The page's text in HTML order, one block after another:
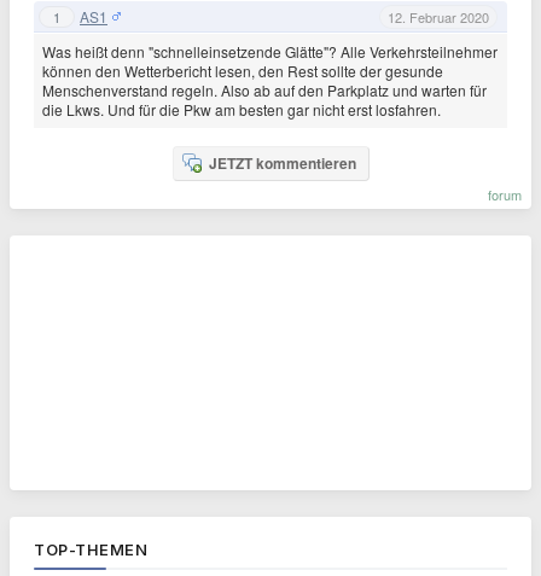
1 AS1 12. Februar 2020
Was heißt denn "schnelleinsetzende Glätte"? Alle Verkehrsteilnehmer
können den Wetterbericht lesen, den Rest sollte der gesunde
Menschenverstand regeln. Also ab auf den Parkplatz und warten für
die Lkws. Und für die Pkw am besten gar nicht erst losfahren.
JETZT kommentieren
forum
TOP-THEMEN